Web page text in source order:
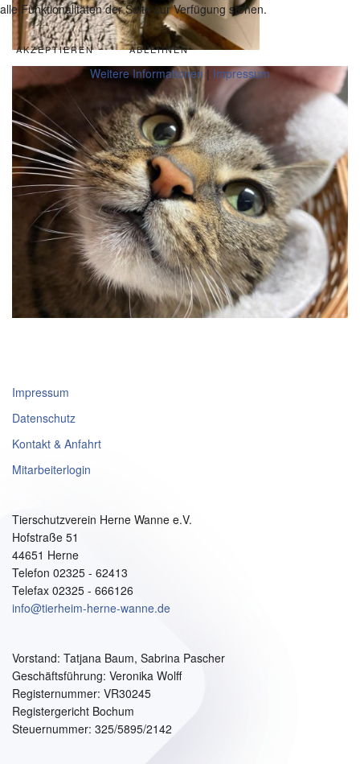
Impressum
Datenschutz
Kontakt & Anfahrt
Mitarbeiterlogin
Tierschutzverein Herne Wanne e.V.
Hofstraße 51
44651 Herne
Telefon 02325 - 62413
Telefax 02325 - 666126
info@tierheim-herne-wanne.de
Vorstand: Tatjana Baum, Sabrina Pascher
Geschäftsführung: Veronika Wolff
Registernummer: VR30245
Registergericht Bochum
Steuernummer: 325/5895/2142
alle Funktionalitäten der Seite zur Verfügung stehen.
AKZEPTIEREN ABLEHNEN
Weitere Informationen | Impressum